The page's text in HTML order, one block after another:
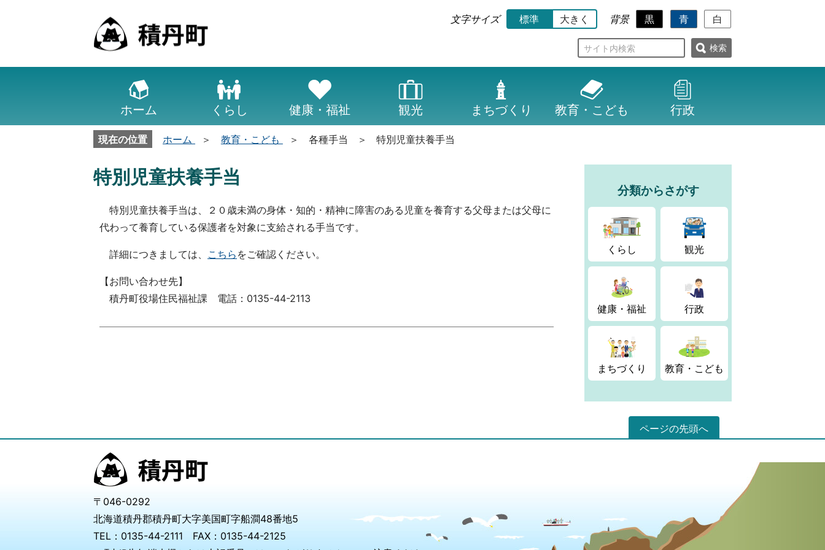
文字サイズ 標準 大きく 背景 黒 青 白
検
ホーム くらし 健康・福祉 観光 まちづくり 教育・こども 行政
現在の位置 ホーム 教育・こども 各種手当 特別児童扶養手当
特別児童扶養手当
特別児童扶養手当は、２０歳未満の身体・知的・精神に障害のある児童を養育する父母または父母に
代わって養育している保護者を対象に支給される手当です。
詳細につきましては、 こちら をご確認ください。
【お問い合わせ先】
積丹町役場住民福祉課 電話：0135-44-2113
分類からさがす
くらし 観光
健康・福祉 行政
まちづくり 教育・こども
ページの先頭へ
〒046-0292
北海道積丹郡積丹町大字美国町字船澗48番地5
TEL：0135-44-2111 FAX：0135-44-2125